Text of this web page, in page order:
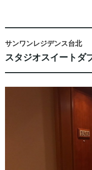
サンワンレジデンス台北
スタジオスイートダ